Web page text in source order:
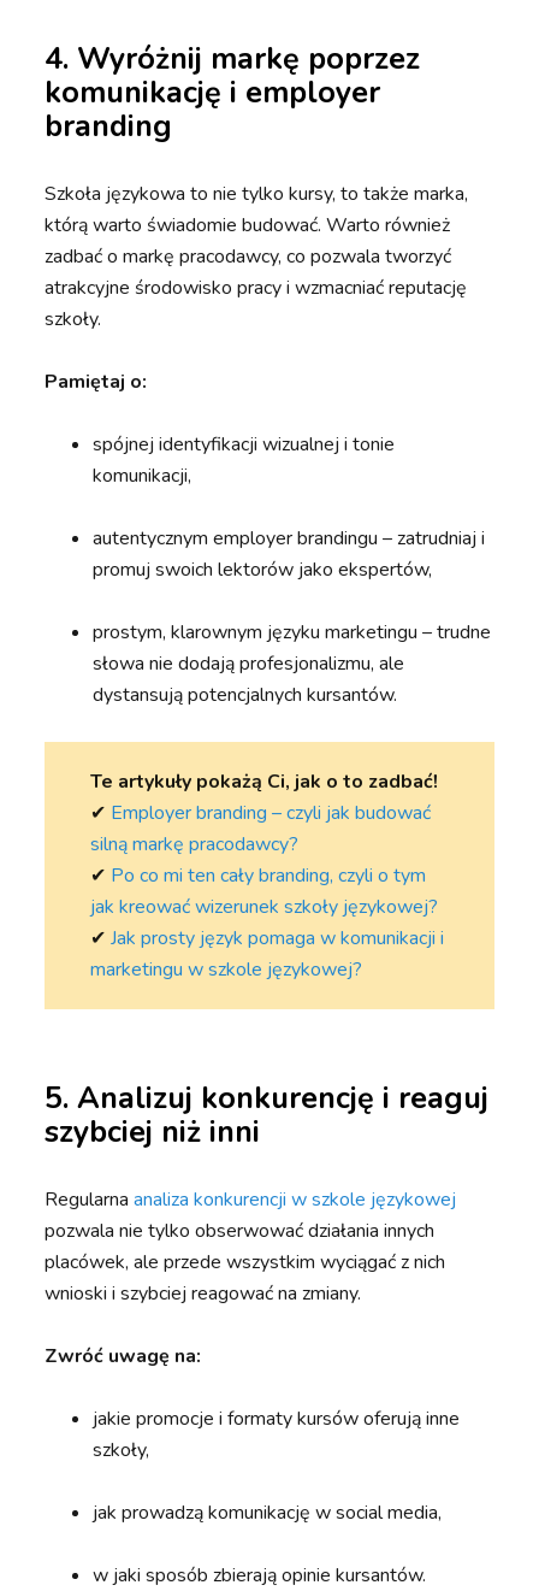
4. Wyróżnij markę poprzez
komunikację i employer
branding
Szkoła językowa to nie tylko kursy, to także marka,
którą warto świadomie budować. Warto również
zadbać o markę pracodawcy, co pozwala tworzyć
atrakcyjne środowisko pracy i wzmacniać reputację
szkoły.
Pamiętaj o:
spójnej identyfikacji wizualnej i tonie
komunikacji,
autentycznym employer brandingu – zatrudniaj i
promuj swoich lektorów jako ekspertów,
prostym, klarownym języku marketingu – trudne
słowa nie dodają profesjonalizmu, ale
dystansują potencjalnych kursantów.
Te artykuły pokażą Ci, jak o to zadbać!
✔︎ Employer branding – czyli jak budować
silną markę pracodawcy?
✔︎ Po co mi ten cały branding, czyli o tym
jak kreować wizerunek szkoły językowej?
✔︎Jak prosty język pomaga w komunikacji i
marketingu w szkole językowej?
5. Analizuj konkurencję i reaguj
szybciej niż inni
Regularnaanaliza konkurencji w szkole językowej
pozwala nie tylko obserwować działania innych
placówek, ale przede wszystkim wyciągać z nich
wnioski i szybciej reagować na zmiany.
Zwróć uwagę na:
jakie promocje i formaty kursów oferują inne
szkoły,
jak prowadzą komunikację w social media,
w jaki sposób zbierają opinie kursantów.